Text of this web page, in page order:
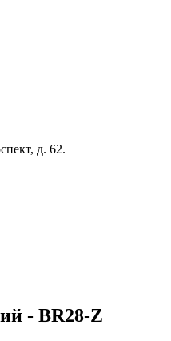
д. 62.
- BR28-Z